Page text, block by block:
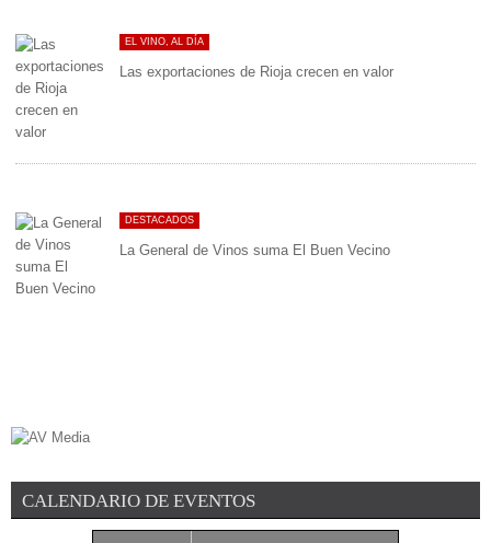
EL VINO, AL DÍA
Las exportaciones de Rioja crecen en valor
DESTACADOS
La General de Vinos suma El Buen Vecino
CALENDARIO DE EVENTOS